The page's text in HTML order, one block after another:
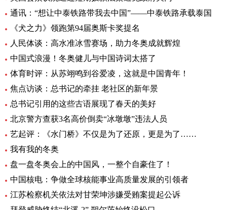
通讯：“想让中泰铁路带我去中国”——中泰铁路承载泰国
《犬之力》领跑第94届奥斯卡奖提名
人民体谈：高水准冰雪赛场，助力冬奥成就辉煌
中国式浪漫！冬奥健儿与中国诗词太搭了
体育时评：从苏翊鸣到谷爱凌，这就是中国青年！
焦点访谈：总书记的牵挂 老社区的新年景
总书记引用的这些古语展现了春天的美好
北京警方查获3名高价倒卖“冰墩墩”违法人员
艺起评：《水门桥》不仅是为了还原，更是为了……
我有我的冬奥
盘一盘冬奥会上的中国风，一整个自豪住了！
中国核电：争做全球核能事业高质量发展的引领者
江苏检察机关依法对甘荣坤涉嫌受贿案提起公诉